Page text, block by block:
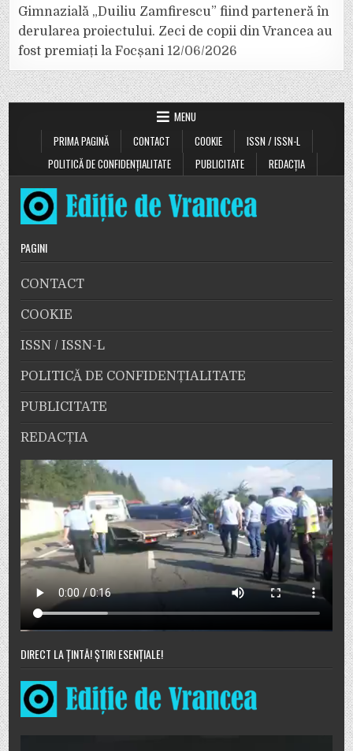
Gimnazială „Duiliu Zamfirescu” fiind parteneră în
derularea proiectului. Zeci de copii din Vrancea au
fost premiați la Focșani 12/06/2026
MENU
PRIMA PAGINĂ
CONTACT COOKIE
ISSN / ISSN-L
POLITICĂ DE CONFIDENȚIALITATE
PUBLICITATE REDACȚIA
PAGINI
CONTACT
COOKIE
ISSN / ISSN-L
POLITICĂ DE CONFIDENȚIALITATE
PUBLICITATE
REDACȚIA
DIRECT LA ȚINTĂ! ȘTIRI ESENȚIALE!